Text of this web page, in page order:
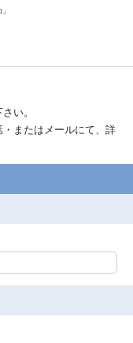
い。
またはメールにて、詳